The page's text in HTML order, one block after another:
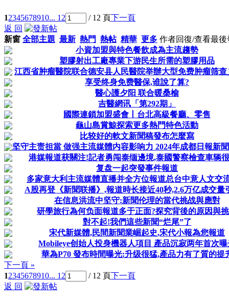
12345678910... 12 / 12 頁下一頁
返 回
新窗 全部主題 最新 熱門 熱帖 精華 更多 作者回復/查看最後
小資加盟與特色餐飲成為主流趨勢
塑膠射出工廠專業下游民生所需的塑膠用品
江西省肿瘤醫院联合德安县人民醫院举辦大型免费肿瘤筛查
享受终身免费醫保,谁說了算?
醫心護夕阳 联合暖桑榆
吉醫網讯「第292期」
國際連鎖加盟盛會丨台北高級餐廳、零售
龜山島賞鯨探索更多熱門特色活動
比较好的軟文新聞稿發布怎麼寫
坚守主责担當 做强主流媒體内容影响力 2024年成都日報新
港媒報道获關注!記者勇闯泰缅邊境,泰國警察檢查車辆
复盘一起突發事件報道
多家意大利主流媒體直播并全方位報道总台中意人文交
A股再登《新聞联播》,報道時长接近40秒,2.6万亿成交量
在信息洪流中坚守:新聞伦理的當代挑战與應對
研學旅行為何负面報道多于正面?探究背後的原因與
對不起!我們這些新聞“烂尾”了
宋代新媒體,民間新聞業崛起史,宋代小報為您報道
Mobileye创始人投身機器人項目 產品沉寂两年首次曝
華為P70 發布時間曝光:升级很猛,產品力有了質的提
下一頁 »
12345678910... 12 / 12 頁下一頁
返 回